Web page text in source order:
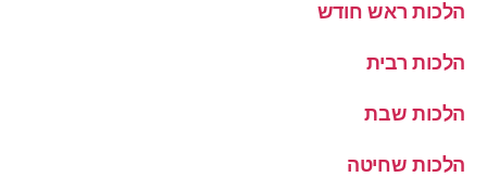
הלכות ראש חודש
הלכות רבית
הלכות שבת
הלכות שחיטה